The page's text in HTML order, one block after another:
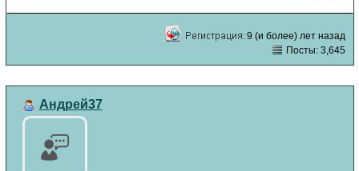
9 (и более) лет назад
Посты: 3,645
Андрей37